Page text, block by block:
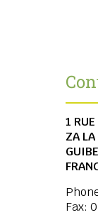
1
ZA
Fax: